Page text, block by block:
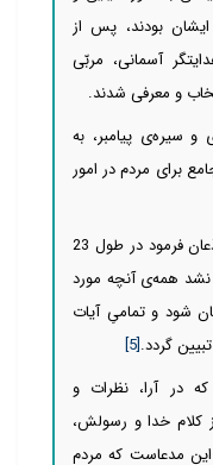
بودند، پس از
آسمانی، مربّی
و معرفی شدند.
سیره‌ی پیامبر، به
برای مردم در امور
اولا همچنانکه پیامبر خاتم اذعان فرمود در طول 23
همه‌ی آنچه مورد
شود و تمامیِ آیات
گردد.[5]
که در آرا، نظرات و
کلام خدا و رسولش،
این مدعاست که مردم